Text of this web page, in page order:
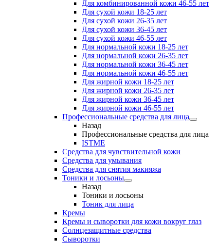
Для комбинированной кожи 46-55 лет
Для сухой кожи 18-25 лет
Для сухой кожи 26-35 лет
Для сухой кожи 36-45 лет
Для сухой кожи 46-55 лет
Для нормальной кожи 18-25 лет
Для нормальной кожи 26-35 лет
Для нормальной кожи 36-45 лет
Для нормальной кожи 46-55 лет
Для жирной кожи 18-25 лет
Для жирной кожи 26-35 лет
Для жирной кожи 36-45 лет
Для жирной кожи 46-55 лет
Профессиональные средства для лица
Назад
Профессиональные средства для лица
ISTME
Средства для чувствительной кожи
Средства для умывания
Средства для снятия макияжа
Тоники и лосьоны
Назад
Тоники и лосьоны
Тоник для лица
Кремы
Кремы и сыворотки для кожи вокруг глаз
Солнцезащитные средства
Сыворотки